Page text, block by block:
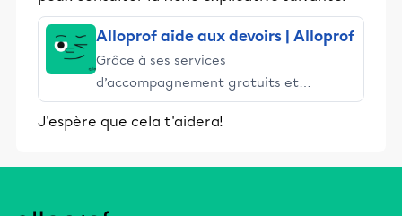
Alloprof aide aux devoirs | Alloprof
Grâce à ses services
d’accompagnement gratuits et
stimulants, Alloprof engage les élèves
et leurs parents dans la réussite
J'espère que cela t'aidera!